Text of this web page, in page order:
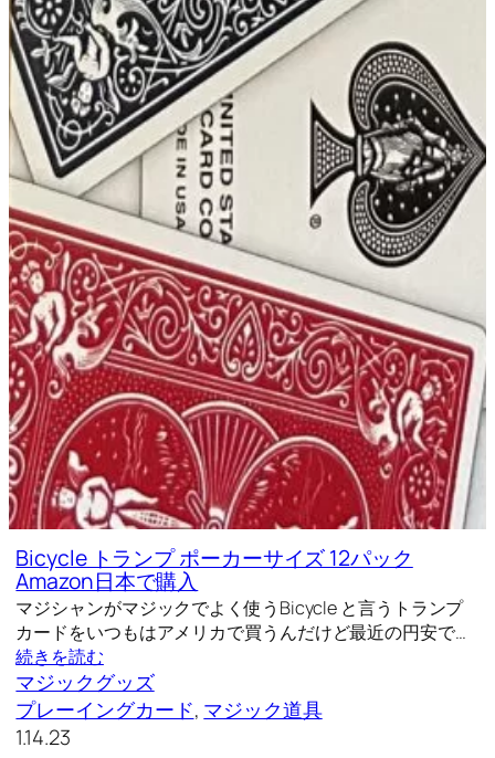
Bicycle トランプ ポーカーサイズ 12パック
Amazon日本で購入
マジシャンがマジックでよく使うBicycle と言うトランプ
カードをいつもはアメリカで買うんだけど最近の円安で…
続きを読む
マジックグッズ
プレーイングカード, マジック道具
1.14.23